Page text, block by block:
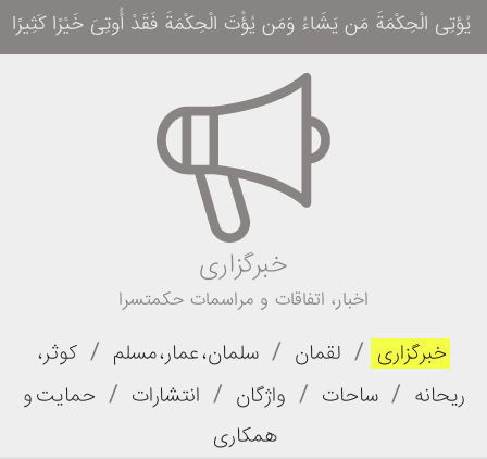
یُؤتِی الْحِکْمَةَ مَن یَشَاءُ وَمَن یُؤْتَ الْحِکْمَةَ فَقَدْ أُوتِیَ خَیْرًا کَثِیرًا وَمَا
خبرگزاری
اخبار، اتفاقات و مراسمات حکمتسرا
خبرگزاری / لقمان / سلمان، عمار، مسلم / کوثر،
ریحانه / ساحات / واژگان / انتشارات / حمایت و
همکاری